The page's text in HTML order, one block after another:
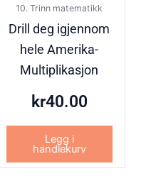
10. Trinn matematikk
Drill deg igjennom
hele Amerika-
Multiplikasjon
kr40.00
Legg i
handlekurv